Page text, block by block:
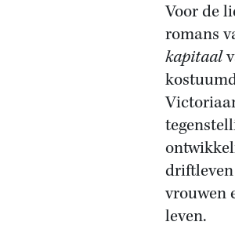
Voor de
romans
kapitaal
vrouwen
leven.